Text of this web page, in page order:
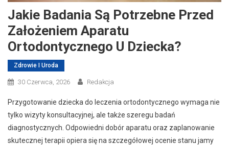
Jakie Badania Są Potrzebne Przed
Założeniem Aparatu
Ortodontycznego U Dziecka?
Zdrowie I Uroda
30 Czerwca, 2026 Redakcja
Przygotowanie dziecka do leczenia ortodontycznego wymaga nie
tylko wizyty konsultacyjnej, ale także szeregu badań
diagnostycznych. Odpowiedni dobór aparatu oraz zaplanowanie
skutecznej terapii opiera się na szczegółowej ocenie stanu jamy